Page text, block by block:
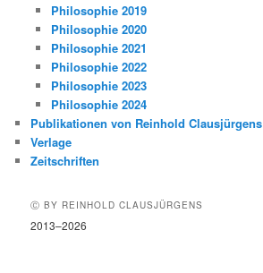
Philosophie 2019
Philosophie 2020
Philosophie 2021
Philosophie 2022
Philosophie 2023
Philosophie 2024
Publikationen von Reinhold Clausjürgens
Verlage
Zeitschriften
Ⓒ BY REINHOLD CLAUSJÜRGENS
2013–2026